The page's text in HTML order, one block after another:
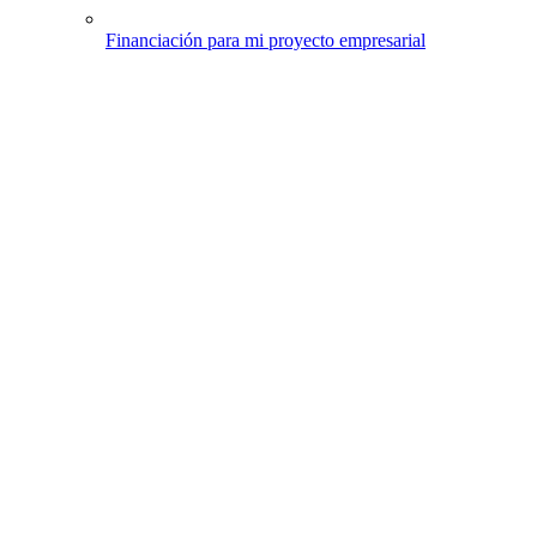
Financiación para mi proyecto empresarial